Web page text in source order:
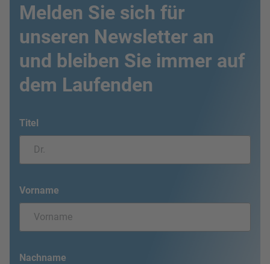
Melden Sie sich für
unseren Newsletter an
und bleiben Sie immer auf
dem Laufenden
Titel
Vorname
Nachname